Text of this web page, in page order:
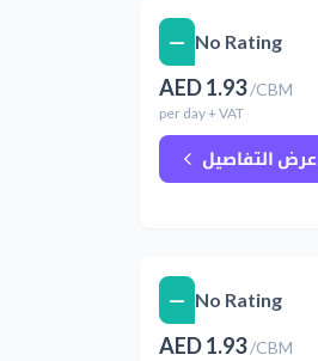
No Rating
—
AED1.93/CBM
per day+ VAT
عرض التفاصيل
No Rating
—
AED1.93/CBM